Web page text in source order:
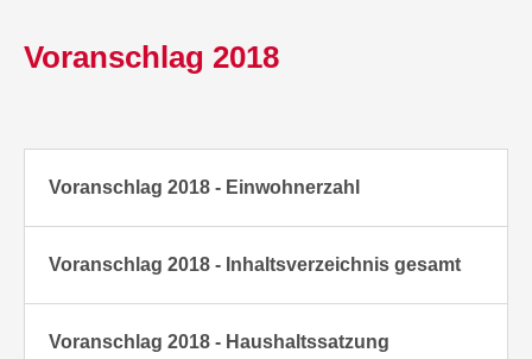
Voranschlag 2018
Voranschlag 2018 - Einwohnerzahl
Voranschlag 2018 - Inhaltsverzeichnis gesamt
Voranschlag 2018 - Haushaltssatzung